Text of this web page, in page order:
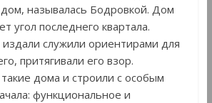
называлась Бодровкой. Дом
угол последнего квартала.
служили ориентирами для
притягивали его взор.
дома и строили с особым
функциональное и